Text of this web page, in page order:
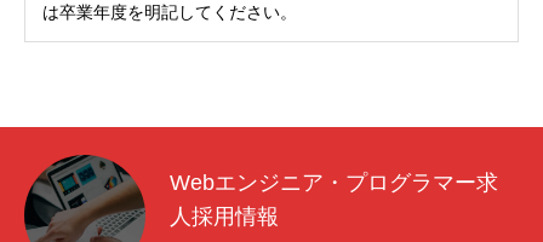
は卒業年度を明記してください。
Webエンジニア・プログラマー求
人採用情報